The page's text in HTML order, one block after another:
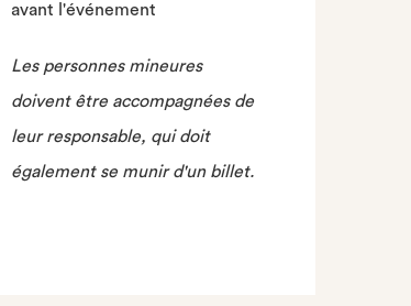
avant l'événement
Les personnes mineures
doivent être accompagnées de
leur responsable, qui doit
également se munir d'un billet.